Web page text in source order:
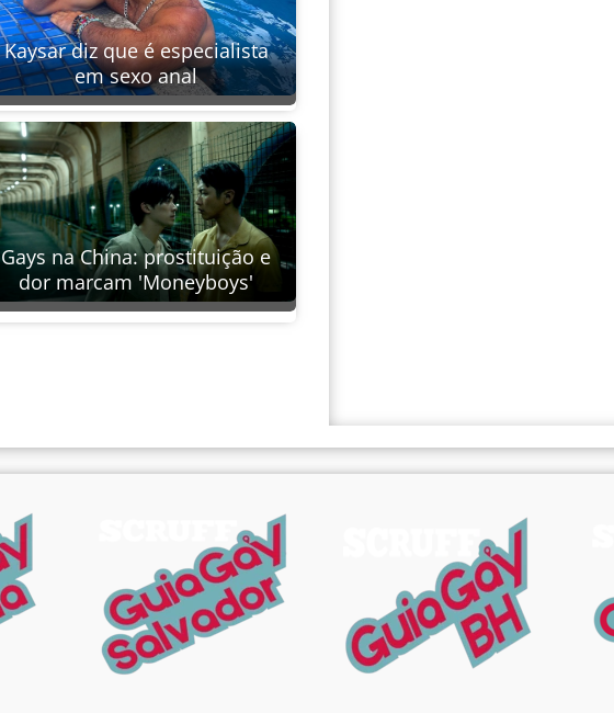
Kaysar diz que é especialista
em sexo anal
Gays na China: prostituição e
dor marcam 'Moneyboys'